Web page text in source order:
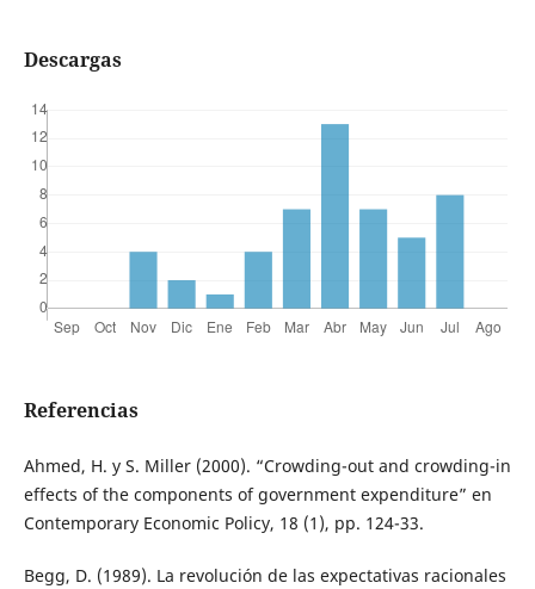
Descargas
Referencias
Ahmed, H. y S. Miller (2000). “Crowding-out and crowding-in
effects of the components of government expenditure” en
Contemporary Economic Policy, 18 (1), pp. 124-33.
Begg, D. (1989). La revolución de las expectativas racionales